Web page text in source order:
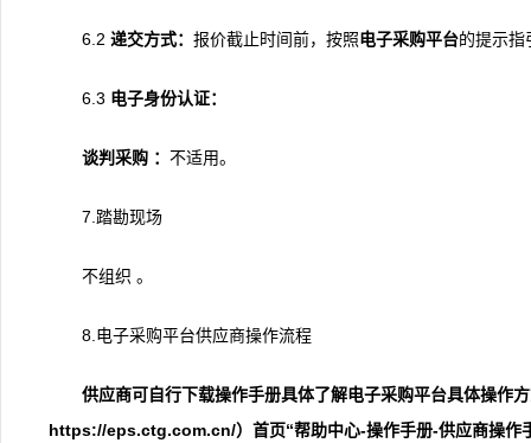
6.2 递交方式： 报价截止时间前，按照电子采购平台的提示指
6.3 电子身份认证：
谈判采购 ： 不适用。
7.踏勘现场
不组织 。
8.电子采购平台供应商操作流程
供应商可自行下载操作手册具体了解电子采购平台具体操作
https://eps.ctg.com.cn/）首页“帮助中心-操作手册-供应商操作